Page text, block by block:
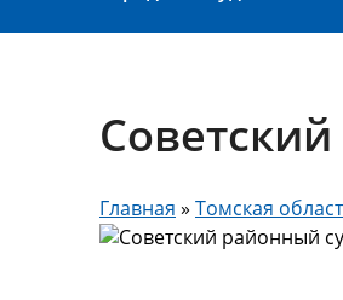
Главная » Томская